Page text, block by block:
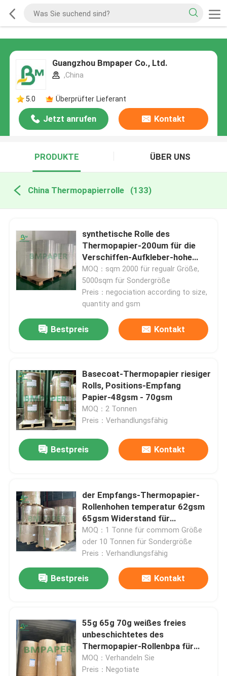
Guangzhou Bmpaper Co., Ltd.
,China
5.0 Überprüfter Lieferant
Jetzt anrufen Kontakt
PRODUKTE ÜBER UNS
China Thermopapierrolle (133)
synthetische Rolle des
Thermopapier-200um für die
Verschiffen-Aufkleber-hohe
Temperatur beständig
MOQ：sqm 2000 für regualr Größe,
5000sqm für Sondergröße
Preis：negociation according to size,
quantity and gsm
Bestpreis Kontakt
Basecoat-Thermopapier riesiger
Rolls, Positions-Empfang
Papier-48gsm - 70gsm
MOQ：2 Tonnen
Preis：Verhandlungsfähig
Bestpreis Kontakt
der Empfangs-Thermopapier-
Rollenhohen temperatur 62gsm
65gsm Widerstand für
Lottoschein
MOQ：1 Tonne für commom Größe
oder 10 Tonnen für Sondergröße
Preis：Verhandlungsfähig
Bestpreis Kontakt
55g 65g 70g weißes freies
unbeschichtetes des
Thermopapier-Rollenbpa für
Aufzeichnung
MOQ：Verhandeln Sie
Preis：Negotiate